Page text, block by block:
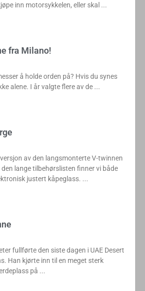
inn motorsykkelen, eller skal
fra Milano!
å holde orden på? Hvis du synes
alene. I år valgte flere av de
av den langsmonterte V-twinnen
lange tilbehørslisten finner vi både
justert kåpeglass.
fullførte den siste dagen i UAE Desert
Han kjørte inn til en meget sterk
på